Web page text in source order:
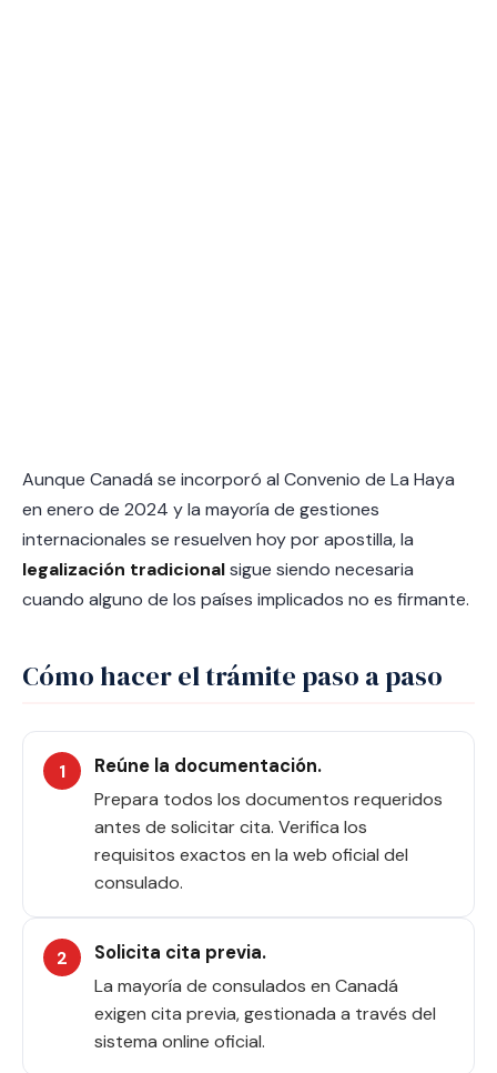
Aunque Canadá se incorporó al Convenio de La Haya
en enero de 2024 y la mayoría de gestiones
internacionales se resuelven hoy por apostilla, la
legalización tradicionalsigue siendo necesaria
cuando alguno de los países implicados no es firmante.
Cómo hacer el trámite paso a paso
Reúne la documentación.
Prepara todos los documentos requeridos
antes de solicitar cita. Verifica los
requisitos exactos en la web oficial del
consulado.
Solicita cita previa.
La mayoría de consulados en Canadá
exigen cita previa, gestionada a través del
sistema online oficial.